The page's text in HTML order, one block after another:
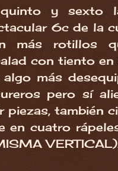
y sexto
6c de la
más rotillos
con tiento
más
pero sí
también
en cuatro